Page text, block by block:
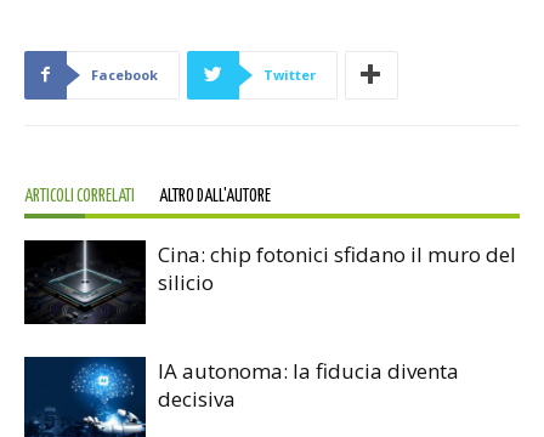
Facebook Twitter
ARTICOLI CORRELATI ALTRO DALL'AUTORE
Cina: chip fotonici sfidano il muro del
silicio
IA autonoma: la fiducia diventa
decisiva